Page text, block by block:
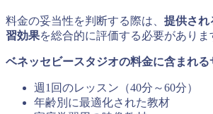
料金の妥当性を判断する際は、 提供され
習効果を総合的に評価する必要がありま
ベネッセビースタジオの料金に含まれる
週1回のレッスン（40分～60分）
年齢別に最適化された教材